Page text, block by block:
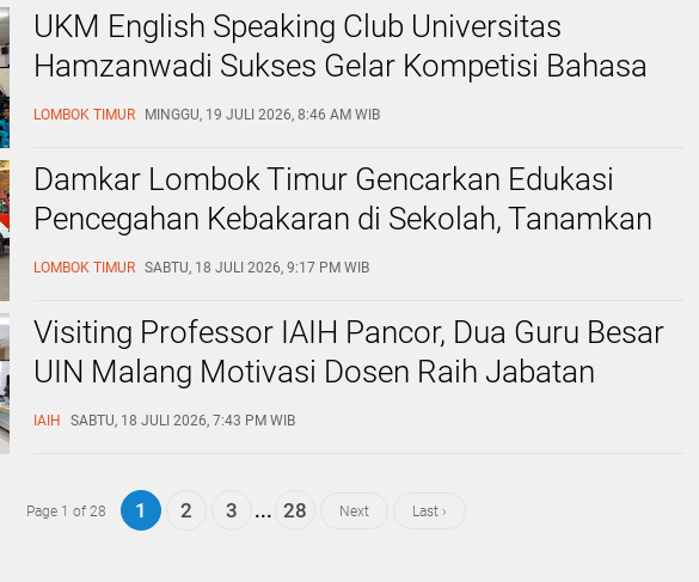
UKM English Speaking Club Universitas
Hamzanwadi Sukses Gelar Kompetisi Bahasa
Inggris Tingkat Nasional Perdana, Hadirkan
LOMBOK TIMUR MINGGU, 19 JULI 2026, 8:46 AM WIB
Damkar Lombok Timur Gencarkan Edukasi
Pencegahan Kebakaran di Sekolah, Tanamkan
Budaya Siaga Bencana
LOMBOK TIMUR SABTU, 18 JULI 2026, 9:17 PM WIB
Visiting Professor IAIH Pancor, Dua Guru Besar
UIN Malang Motivasi Dosen Raih Jabatan
Profesor
IAIH SABTU, 18 JULI 2026, 7:43 PM WIB
Page 1 of 28 1 2 3 ... 28 Next Last ›